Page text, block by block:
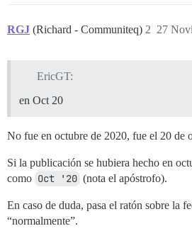
RGJ (Richard - Communiteq) 27
2
EricGT:
en Oct 20
No fue en octubre de 2020, fue el 20 de
Si la publicación se hubiera hecho en
como Oct '20 (nota el apóstrofo).
En caso de duda, pasa el ratón sobre la
“normalmente”.